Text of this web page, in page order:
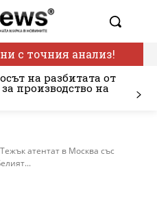
с точния анализ!
на разбитата от
производство на
атентат в Москва със